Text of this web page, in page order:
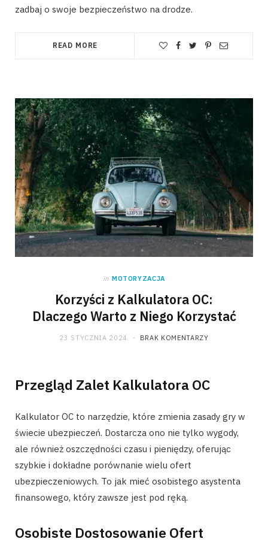
zadbaj o swoje bezpieczeństwo na drodze.
READ MORE
in MOTORYZACJA
Korzyści z Kalkulatora OC:
Dlaczego Warto z Niego Korzystać
23 STYCZNIA 2024 BRAK KOMENTARZY
Przegląd Zalet Kalkulatora OC
Kalkulator OC to narzędzie, które zmienia zasady gry w
świecie ubezpieczeń. Dostarcza ono nie tylko wygody,
ale również oszczędności czasu i pieniędzy, oferując
szybkie i dokładne porównanie wielu ofert
ubezpieczeniowych. To jak mieć osobistego asystenta
finansowego, który zawsze jest pod ręką.
Osobiste Dostosowanie Ofert